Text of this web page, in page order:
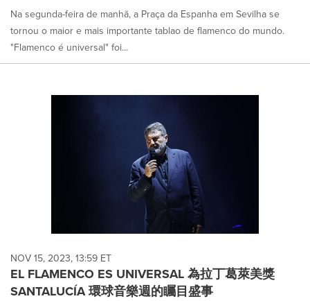
Na segunda-feira de manhã, a Praça da Espanha em Sevilha se
tornou o maior e mais importante tablao de flamenco do mundo.
"Flamenco é universal" foi...
NOV 15, 2023, 13:59 ET
EL FLAMENCO ES UNIVERSAL 為拉丁葛萊美獎
SANTALUCÍA 環球音樂週的矚目盛事